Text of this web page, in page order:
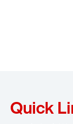
Quick